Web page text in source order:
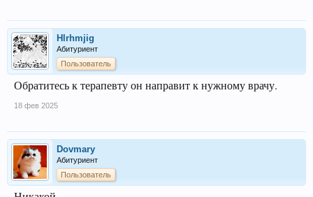
Hlrhmjig
Абитуриент
Пользователь
Обратитесь к терапевту он направит к нужному врачу.
18 фев 2025
Dovmary
Абитуриент
Пользователь